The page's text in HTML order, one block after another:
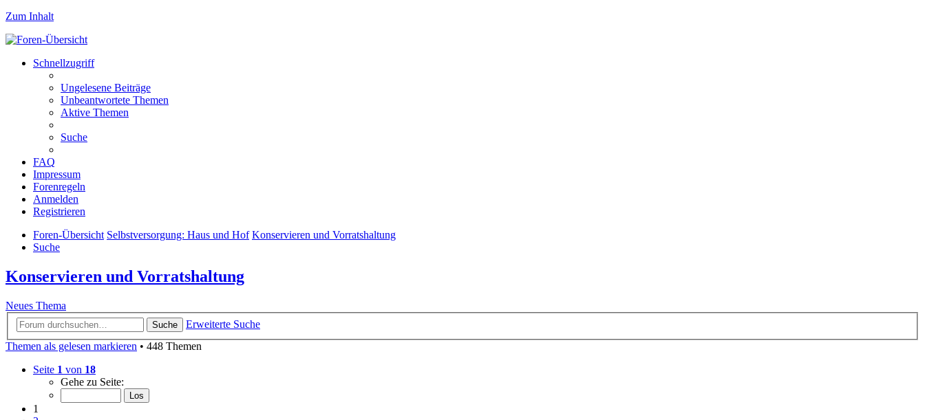
Zum Inhalt
Schnellzugriff
Ungelesene Beiträge
Unbeantwortete Themen
Aktive Themen
Suche
FAQ
Impressum
Forenregeln
Anmelden
Registrieren
Foren-Übersicht Selbstversorgung: Haus und Hof Konservieren und Vorratshaltung
Suche
Konservieren und Vorratshaltung
Neues Thema
Suche
Erweiterte Suche
Themen als gelesen markieren • 448 Themen
Seite 1 von 18
Gehe zu Seite:
1